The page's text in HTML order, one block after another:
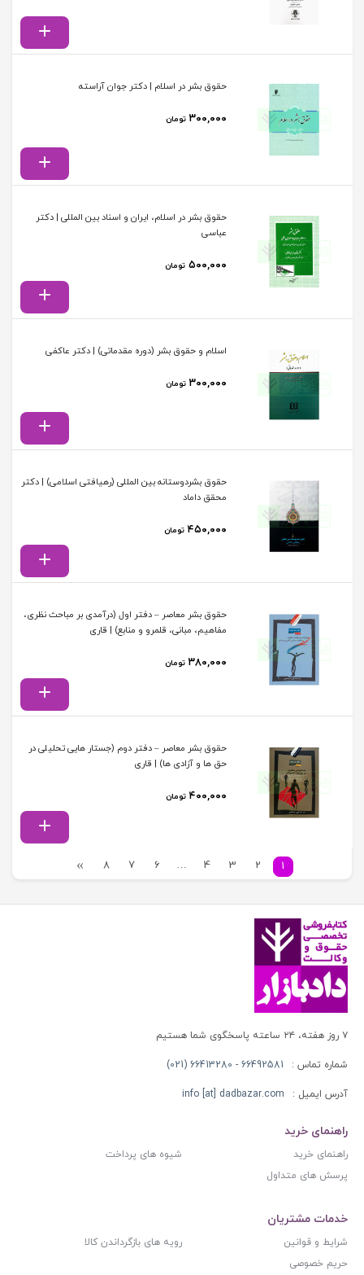
حقوق بشر در اسلام | دکتر جوان آراسته
۳۰۰,۰۰۰ تومان
حقوق بشر در اسلام، ایران و اسناد بین المللی | دکتر
عباسی
۵۰۰,۰۰۰ تومان
اسلام و حقوق بشر (دوره مقدماتی) | دکتر عاکفی
۳۰۰,۰۰۰ تومان
حقوق بشردوستانه بین المللی (رهیافتی اسلامی) | دکتر
محقق داماد
۴۵۰,۰۰۰ تومان
حقوق بشر معاصر – دفتر اول (درآمدی بر مباحث نظری،
مفاهیم، مبانی، قلمرو و منابع) | قاری
۳۸۰,۰۰۰ تومان
حقوق بشر معاصر – دفتر دوم (جستار هایی تحلیلی در
حق ها و آزادی ها) | قاری
۴۰۰,۰۰۰ تومان
1
2
3
4
…
6
7
8
۷ روز هفته، ۲۴ ساعته پاسخگوی شما هستیم
شماره تماس : 66492581 - 66413280 (021)
آدرس ایمیل : info [at] dadbazar.com
راهنمای خرید
راهنمای خرید
شیوه های پرداخت
پرسش های متداول
خدمات مشتریان
شرایط و قوانین
رویه های بازگرداندن کالا
حریم خصوصی